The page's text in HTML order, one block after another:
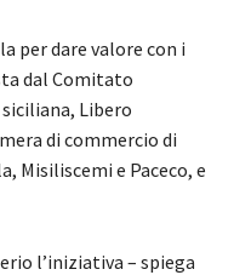
per dare valore con i
dal Comitato
Libero
di commercio di
Misiliscemi e Paceco, e
l’iniziativa – spiega